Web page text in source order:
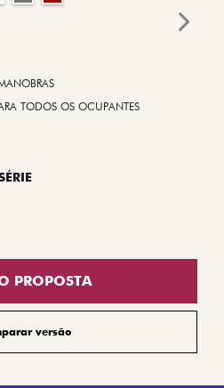
TODOS OS OCUPANTES
PROPOSTA
versão
Next